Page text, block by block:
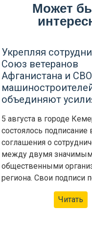
Может
Укрепляя
Союз ветеранов
Афганистана и
объединяют
5 августа в городе
состоялось подписание
соглашения о
между двумя
общественными
региона. Свои подписи
Читать